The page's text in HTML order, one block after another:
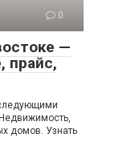
0
—
прайс,
домов. Узнать